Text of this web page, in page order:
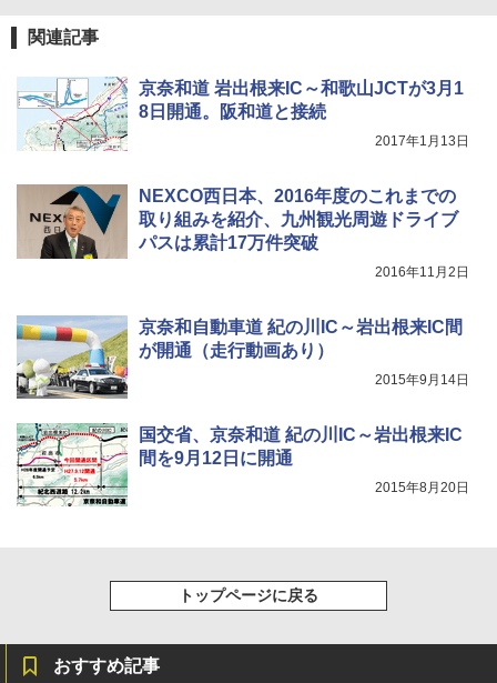
関連記事
京奈和道 岩出根来IC～和歌山JCTが3月1
8日開通。阪和道と接続
2017年1月13日
NEXCO西日本、2016年度のこれまでの
取り組みを紹介、九州観光周遊ドライブ
パスは累計17万件突破
2016年11月2日
京奈和自動車道 紀の川IC～岩出根来IC間
が開通（走行動画あり）
2015年9月14日
国交省、京奈和道 紀の川IC～岩出根来IC
間を9月12日に開通
2015年8月20日
トップページに戻る
おすすめ記事